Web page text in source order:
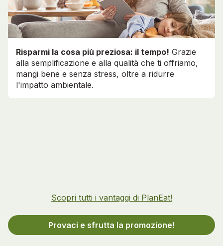
Risparmi la cosa più preziosa: il tempo! Grazie
alla semplificazione e alla qualità che ti offriamo,
mangi bene e senza stress, oltre a ridurre
l'impatto ambientale.
Scopri tutti i vantaggi di PlanEat!
Provaci e sfrutta la promozione!